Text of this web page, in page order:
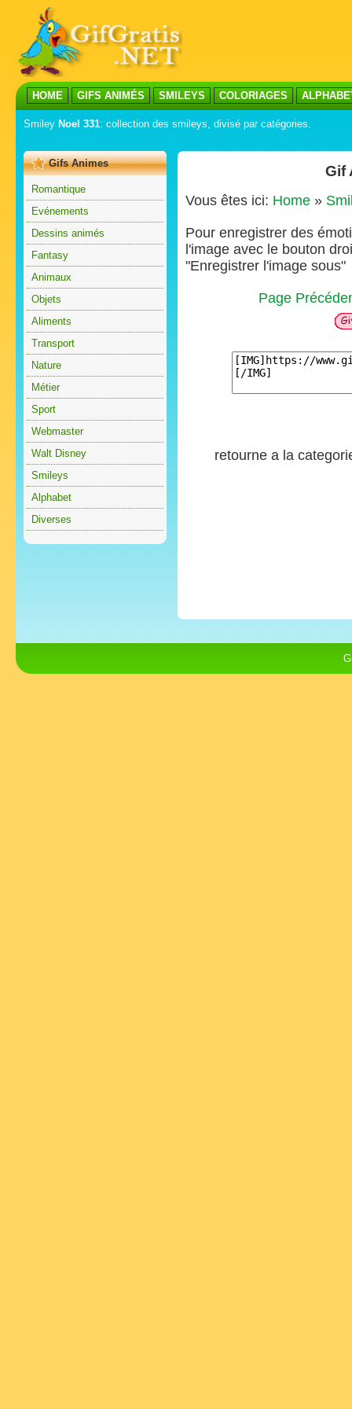
HOME GIFS ANIMÉS SMILEYS COLORIAGES
Smiley Noel 331: collection des smileys, divisé par catégories.
Gifs Animes
Romantique
Evénements
Dessins animés
Fantasy
Animaux
Objets
Aliments
Transport
Nature
Métier
Sport
Webmaster
Walt Disney
Smileys
Alphabet
Diverses
Gif
Vous êtes ici: Home »
Pour enregistrer des
l'image avec le bouton
"Enregistrer l'image sous"
Page
retourne a la